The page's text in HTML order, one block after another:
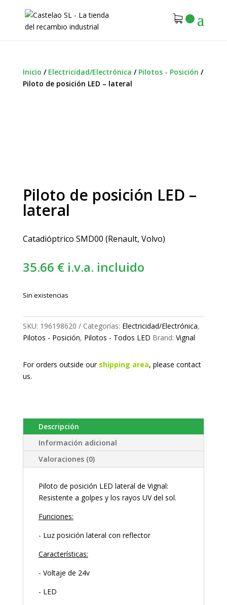
Inicio / Electricidad/Electrónica / Pilotos - Posición /
Piloto de posición LED – lateral
Piloto de posición LED –
lateral
Catadióptrico SMD00 (Renault, Volvo)
35.66 € i.v.a. incluido
Sin existencias
SKU: 196198620 Categorías: Electricidad/Electrónica,
Pilotos - Posición, Pilotos - Todos LED Brand: Vignal
For orders outside our shipping area, please contact
us.
Descripción
Información adicional
Valoraciones (0)
Piloto de posición LED lateral de Vignal:
Resistente a golpes y los rayos UV del sol.
Funciones:
- Luz posición lateral con reflector
Características:
- Voltaje de 24v
- LED